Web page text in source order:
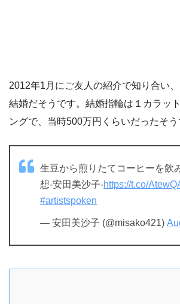
2012年1月にご友人の紹介で知り合い
結婚だそうです。結婚指輪は１カラッ
ングで、当時500万円くらいだったそう
生豆から煎りたてコーヒーを飲
想-安田美沙子-https://t.co/
#artistspoken
— 安田美沙子 (@misako421)